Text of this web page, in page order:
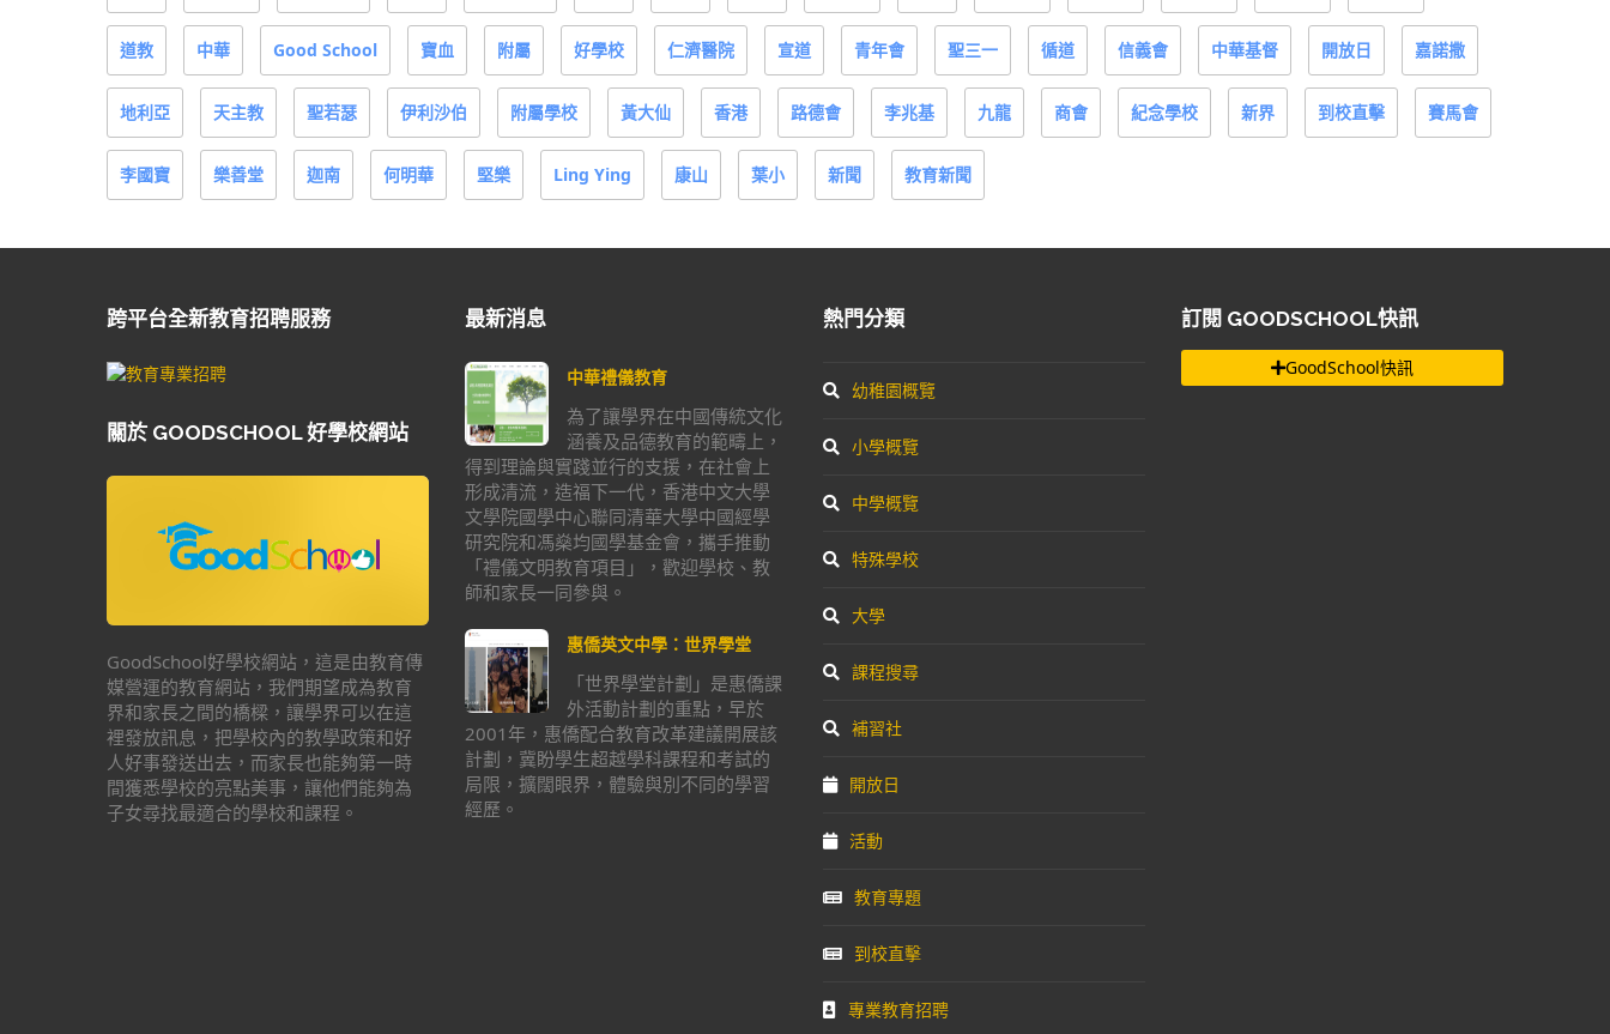
道教 中華 Good School 寶血 附屬 好學校 仁濟醫院 宣道 青年會 聖三一 循道 信義會 中華基督 開放日 嘉諾撒
地利亞 天主教 聖若瑟 伊利沙伯 附屬學校 黃大仙 香港 路德會 李兆基 九龍 商會 紀念學校 新界 到校直擊 賽馬會
李國寶 樂善堂 迦南 何明華 堅樂 Ling Ying 康山 葉小 新聞 教育新聞
跨平台全新教育招聘服務
關於 GOODSCHOOL 好學校網站
GoodSchool好學校網站，這是由教育傳
媒營運的教育網站，我們期望成為教育
界和家長之間的橋樑，讓學界可以在這
裡發放訊息，把學校內的教學政策和好
人好事發送出去，而家長也能夠第一時
間獲悉學校的亮點美事，讓他們能夠為
子女尋找最適合的學校和課程。
最新消息
中華禮儀教育
為了讓學界在中國傳統文化
涵養及品德教育的範疇上，
得到理論與實踐並行的支援，在社會上
形成清流，造福下一代，香港中文大學
文學院國學中心聯同清華大學中國經學
研究院和馮燊均國學基金會，攜手推動
「禮儀文明教育項目」，歡迎學校、教
師和家長一同參與。
惠僑英文中學：世界學堂
「世界學堂計劃」是惠僑課
外活動計劃的重點，早於
2001年，惠僑配合教育改革建議開展該
計劃，冀盼學生超越學科課程和考試的
局限，擴闊眼界，體驗與別不同的學習
經歷。
熱門分類
幼稚園概覽
小學概覽
中學概覽
特殊學校
大學
課程搜尋
補習社
開放日
活動
教育專題
到校直擊
專業教育招聘
訂閱 GOODSCHOOL快訊
GoodSchool快訊